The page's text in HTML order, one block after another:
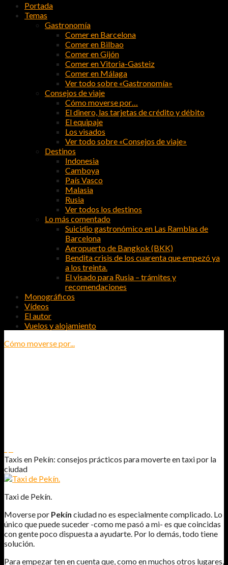
Portada
Temas
Gastronomía
Comer en Barcelona
Comer en Bilbao
Comer en Gijón
Comer en Vitoria-Gasteiz
Comer en Málaga
Ver todo sobre «Gastronomía»
Consejos de viaje
Cómo moverse por…
El dinero, las tarjetas de crédito y débito
El equipaje
Los visados
Ver todo sobre «Consejos de viaje»
Destinos
Indonesia
Camboya
País Vasco
Malasia
Rusia
Ver todos los destinos
Lo más comentado
Suicidio gastronómico en Las Ramblas de
Barcelona
Aeropuerto de Bangkok (BKK)
Bendita crisis de los cuarenta que empezó ya
a los treinta.
El visado para Rusia – trámites y
recomendaciones
Monográficos
Vídeos
El autor
Vuelos y alojamiento
Cómo moverse por...
Taxis en Pekín: consejos prácticos para moverte en taxi por la
ciudad
Taxi de Pekín.
Moverse por Pekín ciudad no es especialmente complicado. Lo
único que puede suceder -como me pasó a mi- es que coincidas
con gente poco dispuesta a ayudarte. Por lo demás, todo tiene
solución.
Para empezar ten en cuenta que, como en muchos otros lugares,